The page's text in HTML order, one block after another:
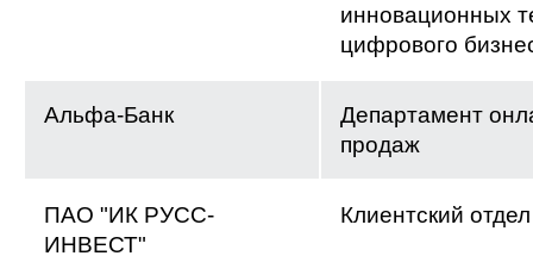
инновационных
цифрового
Альфа-Банк
Департамент
продаж
ПАО "ИК РУСС-
ИНВЕСТ"
Клиентский отдел